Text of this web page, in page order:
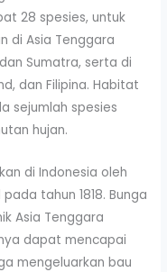
28 spesies, untuk
di Asia Tenggara
Sumatra, serta di
dan Filipina. Habitat
sejumlah spesies
hujan.
di Indonesia oleh
tahun 1818. Bunga
Asia Tenggara
dapat mencapai
mengeluarkan bau